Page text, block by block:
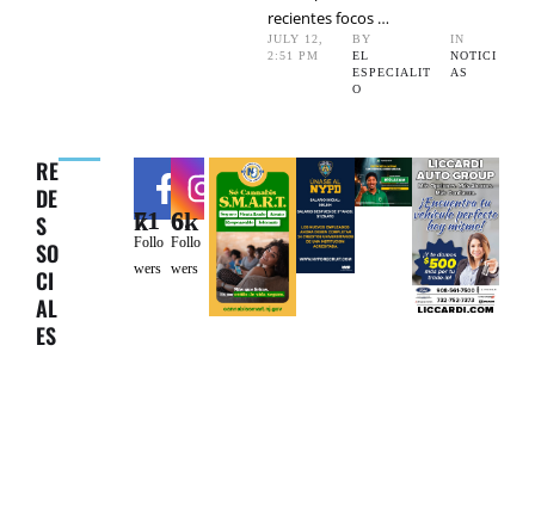
recientes focos …
JULY 12,
2:51 PM
BY
EL
ESPECIALIT
O
IN
NOTICI
AS
RE
DE
S
SO
CI
AL
ES
71k
Follo
wers
6.6k
Follo
wers